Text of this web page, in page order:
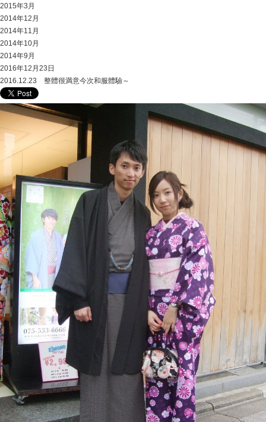
2015年3月
2014年12月
2014年11月
2014年10月
2014年9月
2016年12月23日
2016.12.23 整體很満意今次和服體驗～